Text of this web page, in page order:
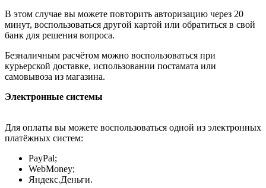
В этом случае вы можете повторить авторизацию через 20
минут, воспользоваться другой картой или обратиться в свой
банк для решения вопроса.
Безналичным расчётом можно воспользоваться при
курьерской доставке, использовании постамата или
самовывоза из магазина.
Электронные системы
Для оплаты вы можете воспользоваться одной из электронных
платёжных систем:
PayPal;
WebMoney;
Яндекс.Деньги.